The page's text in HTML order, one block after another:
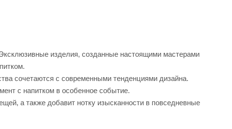
изделия, созданные настоящими мастерами
сочетаются с современными тенденциями дизайна.
с напитком в особенное событие.
а также добавит нотку изысканности в повседневные